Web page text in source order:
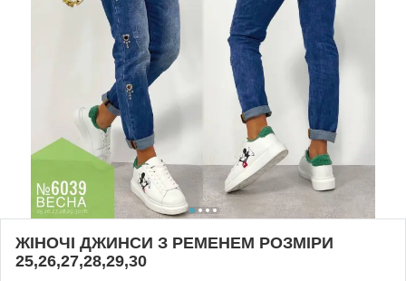
ЖІНОЧІ ДЖИНСИ З РЕМЕНЕМ РОЗМІРИ
25,26,27,28,29,30